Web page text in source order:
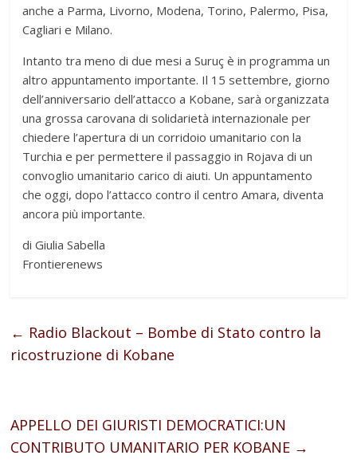
anche a Parma, Livorno, Modena, Torino, Palermo, Pisa,
Cagliari e Milano.
Intanto tra meno di due mesi a Suruç è in programma un
altro appuntamento importante. Il 15 settembre, giorno
dell’anniversario dell’attacco a Kobane, sarà organizzata
una grossa carovana di solidarietà internazionale per
chiedere l’apertura di un corridoio umanitario con la
Turchia e per permettere il passaggio in Rojava di un
convoglio umanitario carico di aiuti. Un appuntamento
che oggi, dopo l’attacco contro il centro Amara, diventa
ancora più importante.
di Giulia Sabella
Frontierenews
← Radio Blackout – Bombe di Stato contro la
ricostruzione di Kobane
APPELLO DEI GIURISTI DEMOCRATICI:UN
CONTRIBUTO UMANITARIO PER KOBANE →